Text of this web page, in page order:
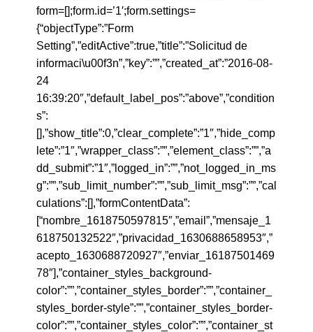
form=[];form.id=’1′;form.settings=
{“objectType”:”Form
Setting”,”editActive”:true,”title”:”Solicitud de
informaci\u00f3n”,”key”:””,”created_at”:”2016-08-
24
16:39:20″,”default_label_pos”:”above”,”condition
s”:
[],”show_title”:0,”clear_complete”:”1″,”hide_comp
lete”:”1″,”wrapper_class”:””,”element_class”:””,”a
dd_submit”:”1″,”logged_in”:””,”not_logged_in_ms
g”:””,”sub_limit_number”:””,”sub_limit_msg”:””,”cal
culations”:[],”formContentData”:
[“nombre_1618750597815″,”email”,”mensaje_1
618750132522″,”privacidad_1630688658953″,”
acepto_1630688720927″,”enviar_16187501469
78″],”container_styles_background-
color”:””,”container_styles_border”:””,”container_
styles_border-style”:””,”container_styles_border-
color”:””,”container_styles_color”:””,”container_st